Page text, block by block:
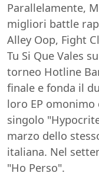
Parallelamente,
migliori battle
Alley Oop, Fight
Tu Si Que Vales
torneo Hotline
finale e fonda il
loro EP omonimo
singolo
marzo dello
italiana. Nel
"Ho Perso".